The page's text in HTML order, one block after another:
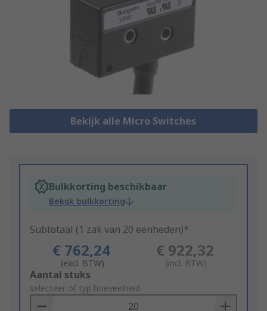
Bekijk alle Micro Switches
Bulkkorting beschikbaar
Bekijk bulkkorting
Subtotaal (1 zak van 20 eenheden)*
€ 762,24
(excl. BTW)
€ 922,32
(incl. BTW)
Add
to
Basket
Aantal stuks
selecteer of typ hoeveelheid